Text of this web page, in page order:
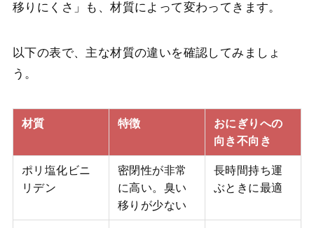
移りにくさ」も、材質によって変わってきます。
以下の表で、主な材質の違いを確認してみましょ
う。
材質 特徴
おにぎりへの
向き不向き
ポリ塩化ビニ
リデン
密閉性が非常
に高い。臭い
移りが少ない
長時間持ち運
ぶときに最適